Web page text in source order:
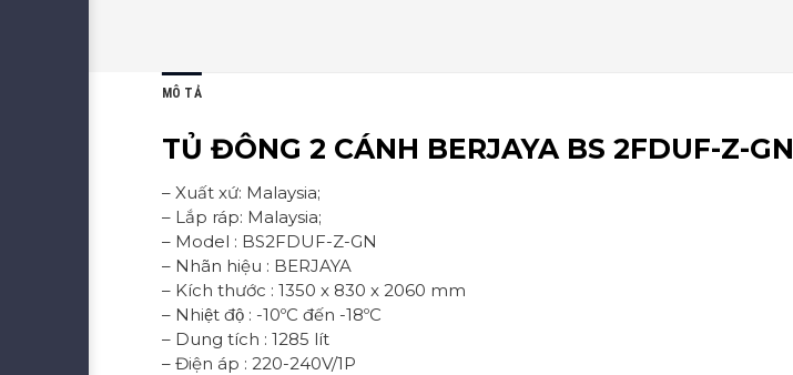
MÔ TẢ
TỦ ĐÔNG 2 CÁNH BERJAYA BS 2FDUF-Z-GN
– Xuất xứ: Malaysia;
– Lắp ráp: Malaysia;
– Model : BS2FDUF-Z-GN
– Nhãn hiệu : BERJAYA
– Kích thước : 1350 x 830 x 2060 mm
– Nhiệt độ : -10ºC đến -18ºC
– Dung tích : 1285 lít
– Điện áp : 220-240V/1P